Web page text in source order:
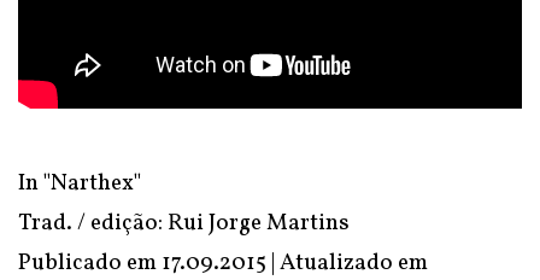
In"Narthex"
Trad. / edição: Rui Jorge Martins
Publicado em 17.09.2015 | Atualizado em